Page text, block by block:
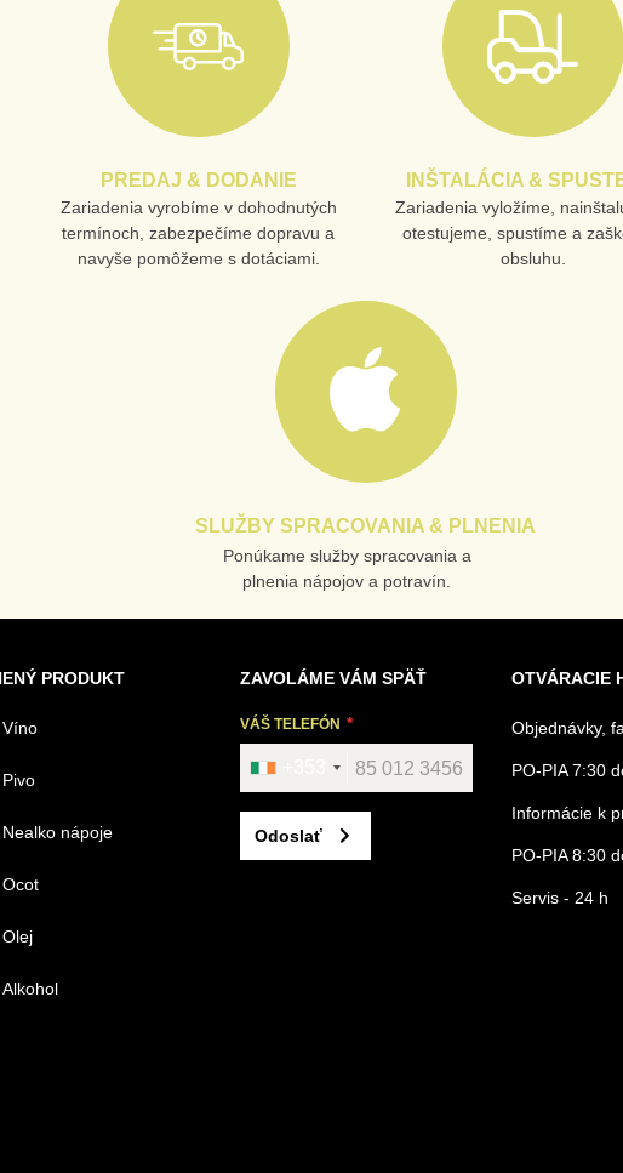
PREDAJ & DODANIE
Zariadenia vyrobíme v dohodnutých
termínoch, zabezpečíme dopravu a
navyše pomôžeme s dotáciami.
INŠTALÁCIA &
Zariadenia vyložíme,
otestujeme, spustíme a
obsluhu.
SLUŽBY SPRACOVANIA & PLNENIA
Ponúkame služby spracovania a
plnenia nápojov a potravín.
PRODUKT
Víno
Pivo
Nealko nápoje
Ocot
Olej
Alkohol
ZAVOLÁME VÁM SPÄŤ
VÁŠ TELEFÓN
Odoslať
OTVÁRACIE
Objednávky,
PO-PIA 7:30
Informácie k
PO-PIA 8:30
Servis - 24 h